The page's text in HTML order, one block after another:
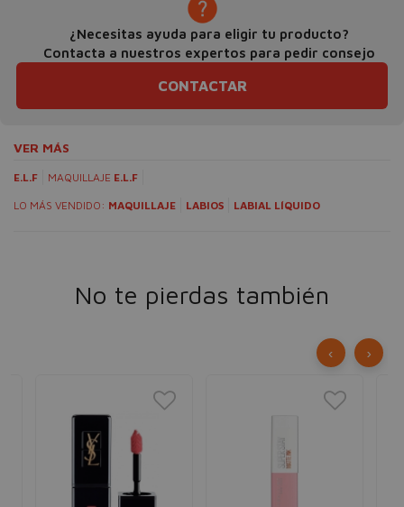
¿Necesitas ayuda para eligir tu producto?
Contacta a nuestros expertos para pedir consejo
CONTACTAR
VER MÁS
E.L.F MAQUILLAJE E.L.F
LO MÁS VENDIDO: MAQUILLAJE LABIOS LABIAL LÍQUIDO
No te pierdas también
‹ ›